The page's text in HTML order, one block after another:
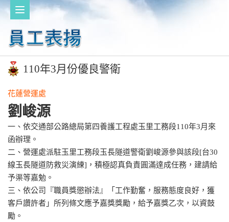
110年3月份優良警衛
花蓮營運處
劉峻源
一、依交通部公路總局第四養護工程處玉里工務段110年3月來
函辦理。
二、營運處派駐玉里工務段玉長隧道警衛劉峻源參與該段[台30
線玉長隧道防救災演練]，積極認真負責圓滿達成任務，建請給
予渠等嘉勉。
三、依公司『職員獎懲辦法』「工作勤奮，服務態度良好，獲
客戶讚許者」所列條文應予嘉獎獎勵，給予嘉獎乙次，以資鼓
勵。